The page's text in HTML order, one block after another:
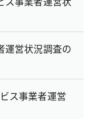
営状況調査の
ス事業者運営